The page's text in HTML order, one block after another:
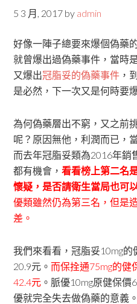
5 3 月, 2017 by admin
好像一陣子總要來爆個偽藥
就曾爆出過偽藥事件，當時
又爆出冠脂妥的偽藥事件 ，
是必然，下一次又是何時要
為何偽藥層出不窮，又之前
呢？原因無他，利潤而已，
而去年冠脂妥類為2016年銷
都有機會，看看榜上第二名
懷疑，是否請衛生當局也可
優類雖然仍為第三名，但是
差。
我們來看看，冠脂妥10mg
20.9元。而保拴通75mg的健
42.4元 。脈優10mg原健保
優就完全失去做偽藥的意義。